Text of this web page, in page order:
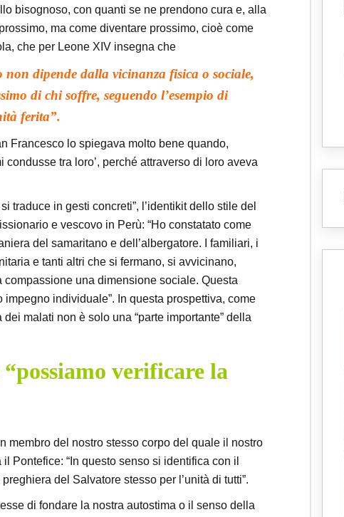
bisognoso, con quanti se ne prendono cura e, alla
ma come diventare prossimo, cioè come
che per Leone XIV insegna che
non dipende dalla vicinanza fisica o sociale,
di chi soffre, seguendo l’esempio di
ferita”.
Francesco lo spiegava molto bene quando,
tra loro’, perché attraverso di loro aveva
traduce in gesti concreti”, l’identikit dello stile del
e vescovo in Perù: “Ho constatato come
del samaritano e dell’albergatore. I familiari, i
e tanti altri che si fermano, si avvicinano,
una dimensione sociale. Questa
individuale”. In questa prospettiva, come
malati non è solo una “parte importante” della
verificare la
membro del nostro stesso corpo del quale il nostro
Pontefice: “In questo senso si identifica con il
del Salvatore stesso per l’unità di tutti”.
di fondare la nostra autostima o il senso della